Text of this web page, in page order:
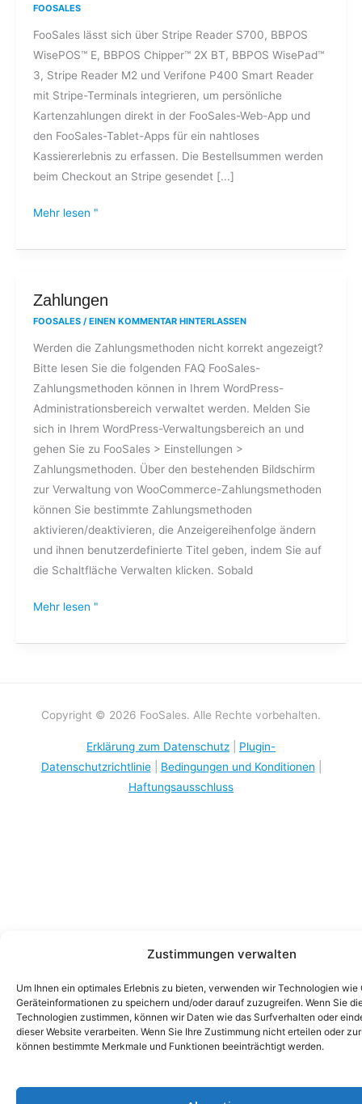
Zustimmungen verwalten
Um Ihnen ein optimales Erlebnis zu bieten, verwenden wir Technologien wie
Geräteinformationen zu speichern und/oder darauf zuzugreifen. Wenn Sie
Technologien zustimmen, können wir Daten wie das Surfverhalten oder
dieser Website verarbeiten. Wenn Sie Ihre Zustimmung nicht erteilen oder
können bestimmte Merkmale und Funktionen beeinträchtigt werden.
FOOSALES
FooSales lässt sich über Stripe Reader S700, BBPOS
WisePOS™ E, BBPOS Chipper™ 2X BT, BBPOS WisePad™
3, Stripe Reader M2 und Verifone P400 Smart Reader
mit Stripe-Terminals integrieren, um persönliche
Kartenzahlungen direkt in der FooSales-Web-App und
den FooSales-Tablet-Apps für ein nahtloses
Kassiererlebnis zu erfassen. Die Bestellsummen werden
beim Checkout an Stripe gesendet [...]
Zahlungsintegration
Mehr lesen "
Zahlungen
FOOSALES / EINEN KOMMENTAR HINTERLASSEN
Werden die Zahlungsmethoden nicht korrekt angezeigt?
Bitte lesen Sie die folgenden FAQ FooSales-
Zahlungsmethoden können in Ihrem WordPress-
Administrationsbereich verwaltet werden. Melden Sie
sich in Ihrem WordPress-Verwaltungsbereich an und
gehen Sie zu FooSales > Einstellungen >
Zahlungsmethoden. Über den bestehenden Bildschirm
zur Verwaltung von WooCommerce-Zahlungsmethoden
können Sie bestimmte Zahlungsmethoden
aktivieren/deaktivieren, die Anzeigereihenfolge ändern
und ihnen benutzerdefinierte Titel geben, indem Sie auf
die Schaltfläche Verwalten klicken. Sobald
Zahlungen
Mehr lesen "
Copyright © 2026 FooSales. Alle Rechte vorbehalten.
Erklärung zum Datenschutz
Plugin-
Datenschutzrichtlinie| Bedingungen und Konditionen
Haftungsausschluss